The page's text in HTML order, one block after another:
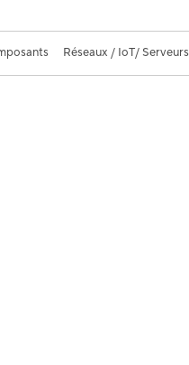
Réseaux / IoT/ Serveurs